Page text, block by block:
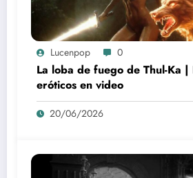
Lucenpop 0
La loba de fuego de Thul-Ka |
eróticos en video
20/06/2026